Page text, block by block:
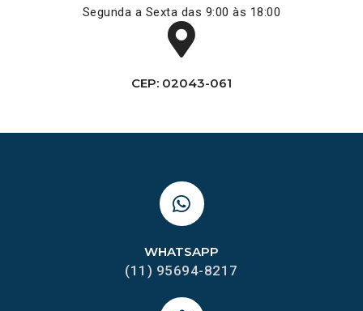
Segunda a Sexta das 9:00 às 18:00
CEP: 02043-061
WHATSAPP
(11) 95694-8217